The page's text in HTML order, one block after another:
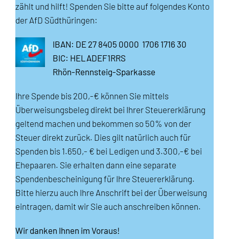
zählt und hilft! Spenden Sie bitte auf folgendes Konto
der AfD Südthüringen:
IBAN: DE 27 8405 0000 1706 1716 30
BIC: HELADEF1RRS
Rhön-Rennsteig-Sparkasse
Ihre Spende bis 200,-€ können Sie mittels
Überweisungsbeleg direkt bei Ihrer Steuererklärung
geltend machen und bekommen so 50% von der
Steuer direkt zurück. Dies gilt natürlich auch für
Spenden bis 1.650,- € bei Ledigen und 3.300,-€ bei
Ehepaaren. Sie erhalten dann eine separate
Spendenbescheinigung für Ihre Steuererklärung.
Bitte hierzu auch Ihre Anschrift bei der Überweisung
eintragen, damit wir Sie auch anschreiben können.
Wir danken Ihnen im Voraus!